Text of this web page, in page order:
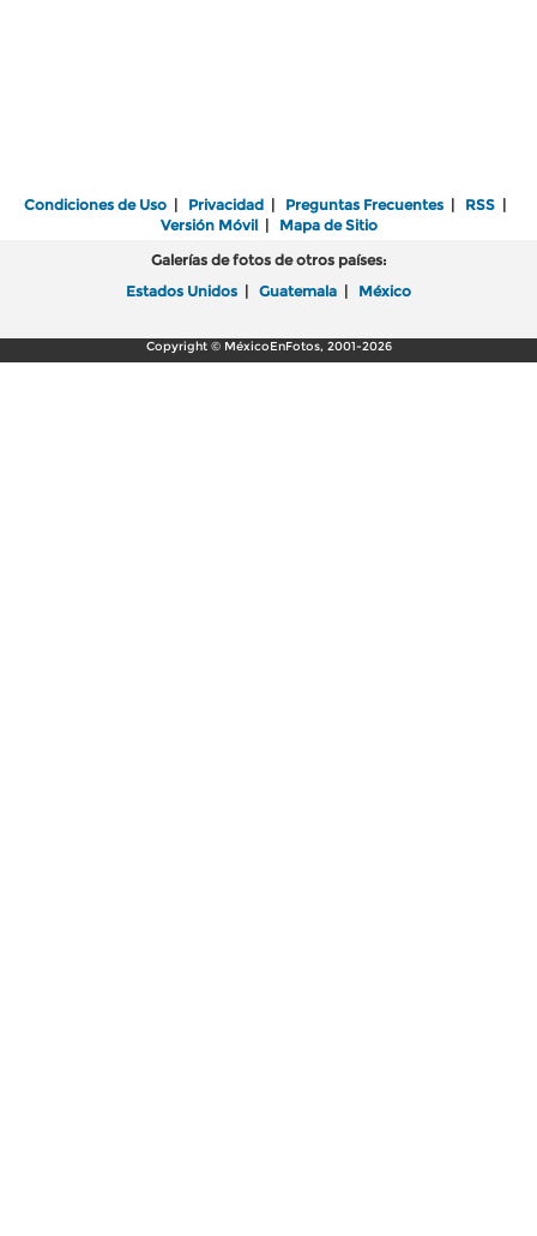
Condiciones de Uso | Privacidad | Preguntas Frecuentes | RSS |
Versión Móvil| Mapa de Sitio
Galerías de fotos de otros países:
Estados Unidos | Guatemala | México
Copyright © MéxicoEnFotos, 2001-2026